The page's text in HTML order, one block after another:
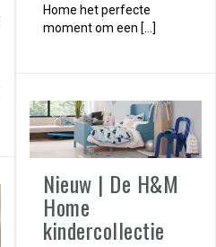
Home het perfecte
moment om een […]
Nieuw | De H&M
Home
kindercollectie